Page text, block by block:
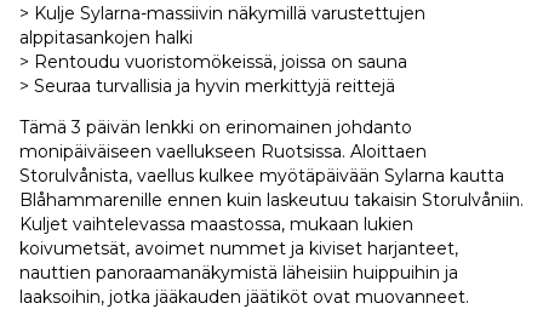
> Kulje Sylarna-massiivin näkymillä varustettujen
alppitasankojen halki
> Rentoudu vuoristomökeissä, joissa on sauna
> Seuraa turvallisia ja hyvin merkittyjä reittejä
Tämä 3 päivän lenkki on erinomainen johdanto
monipäiväiseen vaellukseen Ruotsissa. Aloittaen
Storulvånista, vaellus kulkee myötäpäivään Sylarna kautta
Blåhammarenille ennen kuin laskeutuu takaisin Storulvåniin.
Kuljet vaihtelevassa maastossa, mukaan lukien
koivumetsät, avoimet nummet ja kiviset harjanteet,
nauttien panoraamanäkymistä läheisiin huippuihin ja
laaksoihin, jotka jääkauden jäätiköt ovat muovanneet.